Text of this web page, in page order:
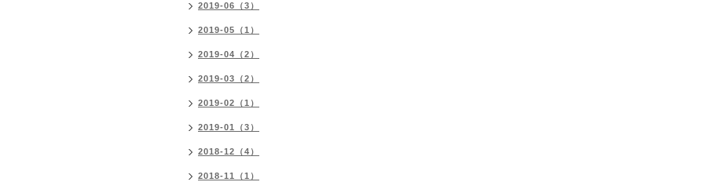
2019-06（3）
2019-05（1）
2019-04（2）
2019-03（2）
2019-02（1）
2019-01（3）
2018-12（4）
2018-11（1）